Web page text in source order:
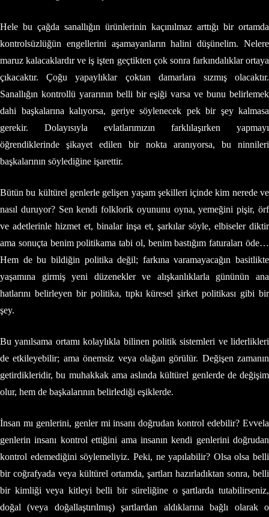
Hele bu çağda sanallığın ürünlerinin kaçınılmaz arttığı bir ortamda
kontrolsüzlüğün engellerini aşamayanların halini düşünelim. Nelere
maruz kalacaklardır ve iş işten geçtikten çok sonra farkındalıklar ortaya
çıkacaktır. Çoğu yapaylıklar çoktan damarlara sızmış olacaktır.
Sanallığın kontrollü yararının belli bir eşiği varsa ve bunu belirlemek
dahi başkalarına kalıyorsa, geriye söylenecek pek bir şey kalmasa
gerekir. Dolayısıyla evlatlarımızın farklılaşırken yapmayı
öğrendiklerinde şikayet edilen bir nokta aranıyorsa, bu ninnileri
başkalarının söylediğine işarettir.
Bütün bu kültürel genlerle gelişen yaşam şekilleri içinde kim nerede ve
nasıl duruyor? Sen kendi folklorik oyununu oyna, yemeğini pişir, örf
ve adetlerinle hizmet et, binalar inşa et, şarkılar söyle, elbiseler diktir
ama sonuçta benim politikama tabi ol, benim bastığım faturaları öde…
Hem de bu bildiğin politika değil; farkına varamayacağın basitlikte
yaşamına girmiş yeni düzenekler ve alışkanlıklarla gününün ana
hatlarını belirleyen bir politika, tıpkı küresel şirket politikası gibi bir
şey.
Bu yanılsama ortamı kolaylıkla bilinen politik sistemleri ve liderlikleri
de etkileyebilir; ama önemsiz veya olağan görülür. Değişen zamanın
getirdikleridir, bu muhakkak ama aslında kültürel genlerde de değişim
olur, hem de başkalarının belirlediği eşiklerde.
İnsan mı genlerini, genler mi insanı doğrudan kontrol edebilir? Evvela
genlerin insanı kontrol ettiğini ama insanın kendi genlerini doğrudan
kontrol edemediğini söylemeliyiz. Peki, ne yapılabilir? Olsa olsa belli
bir coğrafyada veya kültürel ortamda, şartları hazırladıktan sonra, belli
bir kimliği veya kitleyi belli bir süreliğine o şartlarda tutabilirseniz,
doğal (veya doğallaştırılmış) şartlardan aldıklarına bağlı olarak o